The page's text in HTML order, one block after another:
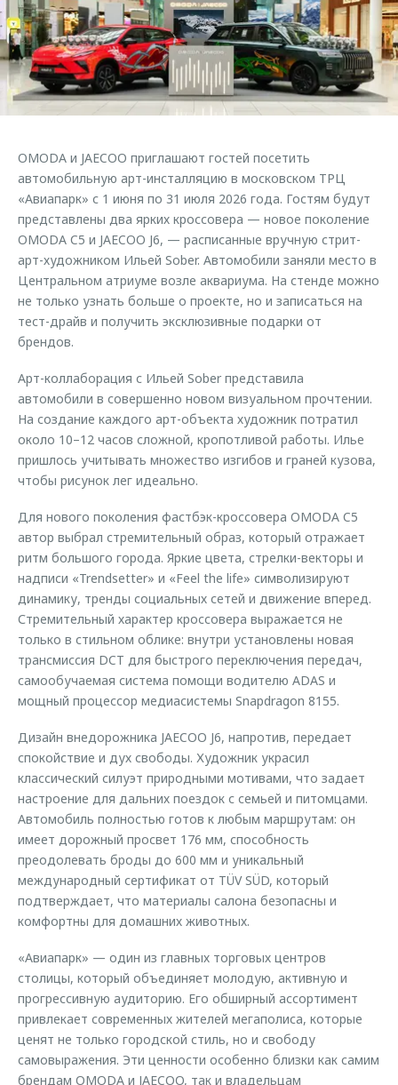
Страхование
Кредитный калькулятор
Аксессуары
Одежда и сувениры
Запчасти
Трейд-ин
Калькулятор трейд-ин
Руководства по эксплуатации
Клиентская поддержка
O&J Автоклуб
Клуб владельцев OMODA
Аксессуары
Одежда и сувениры
Оригинальные аксессуары
Запчасти
Обратная связь
OMODA и JAECOO приглашают гостей посетить
автомобильную арт-инсталляцию в московском ТРЦ
«Авиапарк» с 1 июня по 31 июля 2026 года. Гостям будут
представлены два ярких кроссовера — новое поколение
OMODA C5 и JAECOO J6, — расписанные вручную стрит-
арт-художником Ильей Sober. Автомобили заняли место в
Центральном атриуме возле аквариума. На стенде можно
не только узнать больше о проекте, но и записаться на
тест-драйв и получить эксклюзивные подарки от
брендов.
Арт-коллаборация с Ильей Sober представила
автомобили в совершенно новом визуальном прочтении.
На создание каждого арт-объекта художник потратил
около 10–12 часов сложной, кропотливой работы. Илье
пришлось учитывать множество изгибов и граней кузова,
чтобы рисунок лег идеально.
Для нового поколения фастбэк-кроссовера OMODA C5
автор выбрал стремительный образ, который отражает
ритм большого города. Яркие цвета, стрелки-векторы и
надписи «Trendsetter» и «Feel the life» символизируют
динамику, тренды социальных сетей и движение вперед.
Стремительный характер кроссовера выражается не
только в стильном облике: внутри установлены новая
трансмиссия DCT для быстрого переключения передач,
самообучаемая система помощи водителю ADAS и
мощный процессор медиасистемы Snapdragon 8155.
Дизайн внедорожника JAECOO J6, напротив, передает
спокойствие и дух свободы. Художник украсил
классический силуэт природными мотивами, что задает
настроение для дальних поездок с семьей и питомцами.
Автомобиль полностью готов к любым маршрутам: он
имеет дорожный просвет 176 мм, способность
преодолевать броды до 600 мм и уникальный
международный сертификат от TÜV SÜD, который
подтверждает, что материалы салона безопасны и
комфортны для домашних животных.
«Авиапарк» — один из главных торговых центров
столицы, который объединяет молодую, активную и
прогрессивную аудиторию. Его обширный ассортимент
привлекает современных жителей мегаполиса, которые
ценят не только городской стиль, но и свободу
самовыражения. Эти ценности особенно близки как самим
брендам OMODA и JAECOO, так и владельцам